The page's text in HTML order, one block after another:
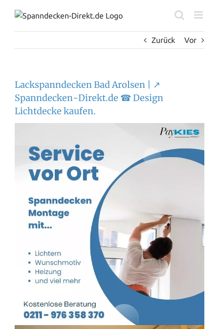
Inhalt
Zurück
Vor
Lackspanndecken Bad Arolsen | ↗️
Spanndecken-Direkt.de ☎ Design
Lichtdecke kaufen.